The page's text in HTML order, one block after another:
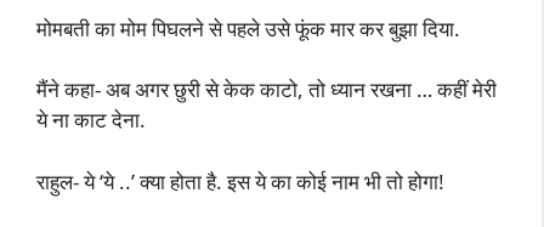
मोमबती का मोम पिघलने से पहले उसे फूंक मार कर बुझा दिया.
मैंने कहा- अब अगर छुरी से केक काटो, तो ध्यान रखना … कहीं मेरी
ये ना काट देना.
राहुल- ये ‘ये ..’ क्या होता है. इस ये का कोई नाम भी तो होगा!